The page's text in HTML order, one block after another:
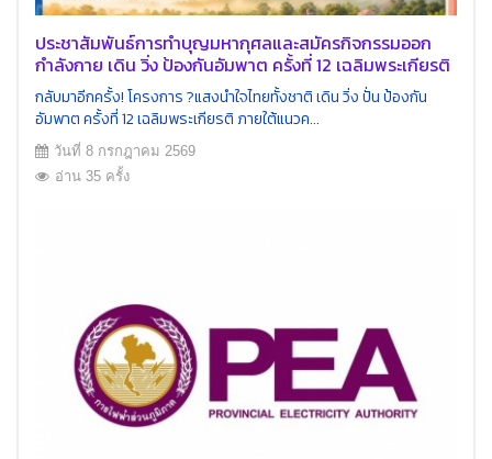
ประชาสัมพันธ์การทำบุญมหากุศลและสมัครกิจกรรมออก
กำลังกาย เดิน วิ่ง ป้องกันอัมพาต ครั้งที่ 12 เฉลิมพระเกียรติ
จังหวัดเชียงใหม่
กลับมาอีกครั้ง! โครงการ ?แสงนำใจไทยทั้งชาติ เดิน วิ่ง ปั่น ป้องกัน
อัมพาต ครั้งที่ 12 เฉลิมพระเกียรติ ภายใต้แนวค...
วันที่ 8 กรกฎาคม 2569
อ่าน 35 ครั้ง